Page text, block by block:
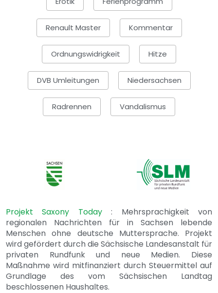
Renault Master Kommentar
Ordnungswidrigkeit Hitze
DVB Umleitungen Niedersachsen
Radrennen Vandalismus
Projekt Saxony Today: Mehrsprachigkeit von
regionalen Nachrichten für in Sachsen lebende
Menschen ohne deutsche Muttersprache. Projekt
wird gefördert durch die Sächsische Landesanstalt für
privaten Rundfunk und neue Medien. Diese
Maßnahme wird mitfinanziert durch Steuermittel auf
Grundlage des vom Sächsischen Landtag
beschlossenen Haushaltes.